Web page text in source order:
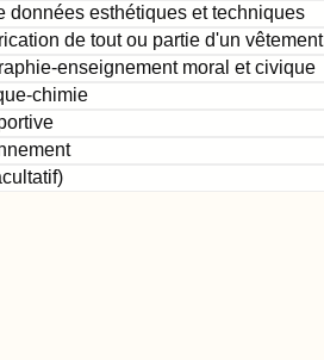
données esthétiques et techniques
de tout ou partie d'un vêtement
enseignement moral et civique
chimie